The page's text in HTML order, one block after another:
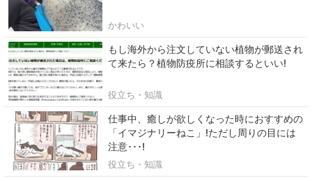
かわいい
もし海外から注文していない植物が郵送され
て来たら？植物防疫所に相談するといい!
役立ち・知識
仕事中、癒しが欲しくなった時におすすめの
「イマジナリーねこ」!ただし周りの目には
注意･･･!
役立ち・知識